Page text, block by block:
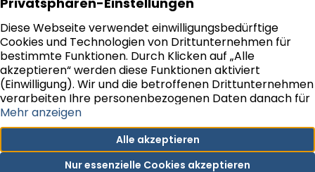
Unser Leitbild
Presse und
Newsroom
Kundenstimmen
Karriere
Impressum
Datenschutz
Erklärung zur
Barrierefreiheit
VERTRAG WIDERRUFEN Newsletter Abonnieren